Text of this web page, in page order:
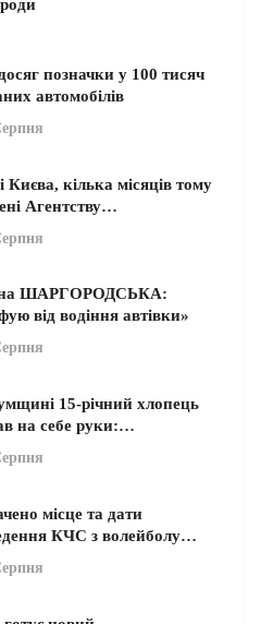
позначки у 100 тисяч
автомобілів
Києва, кілька місяців тому
Агентству…
ШАРГОРОДСЬКА:
від водіння автівки»
15-річний хлопець
на себе руки:…
місце та дати
КЧС з волейболу…